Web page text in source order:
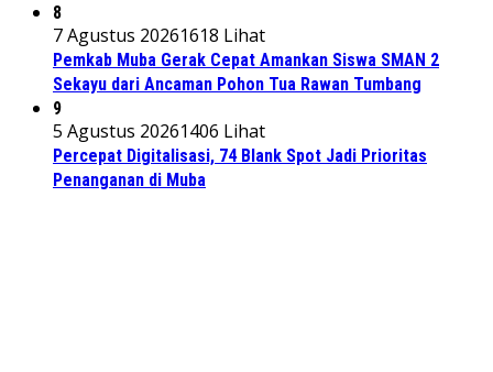
8
7 Agustus 20261618 Lihat
Pemkab Muba Gerak Cepat Amankan Siswa SMAN 2
Sekayu dari Ancaman Pohon Tua Rawan Tumbang
9
5 Agustus 20261406 Lihat
Percepat Digitalisasi, 74 Blank Spot Jadi Prioritas
Penanganan di Muba